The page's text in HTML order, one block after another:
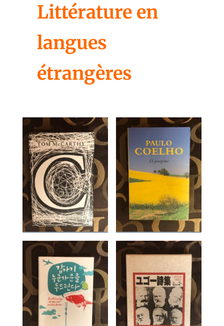
Littérature en
langues
étrangères